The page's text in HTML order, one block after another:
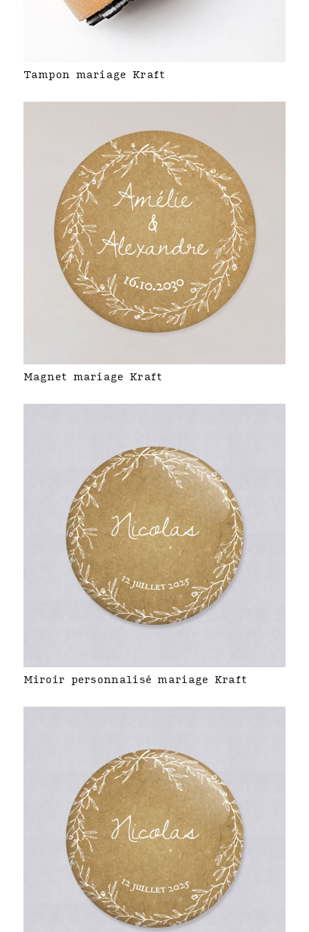
Tampon mariage Kraft
Magnet mariage Kraft
Miroir personnalisé mariage Kraft